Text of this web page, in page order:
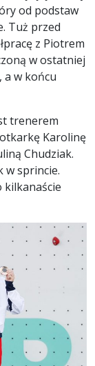
od podstaw
Tuż przed
z Piotrem
w ostatniej
a w końcu
trenerem
Karolinę
Chudziak.
w sprincie.
kilkanaście